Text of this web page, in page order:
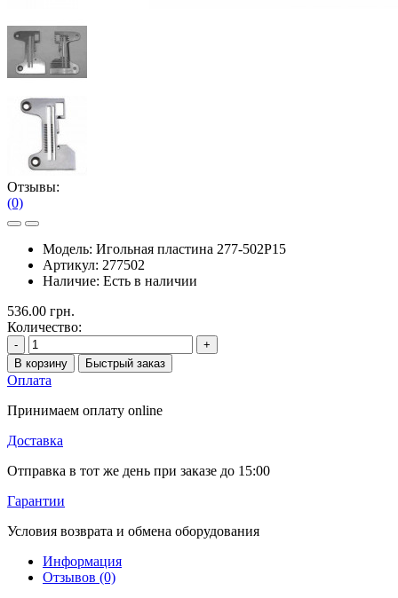
Отзывы:
(0)
Модель: Игольная пластина 277-502P15
Артикул: 277502
Наличие: Есть в наличии
536.00 грн.
Количество:
-
+
В корзину
Быстрый заказ
Оплата
Принимаем оплату online
Доставка
Отправка в тот же день при заказе до 15:00
Гарантии
Условия возврата и обмена оборудования
Информация
Отзывов (0)